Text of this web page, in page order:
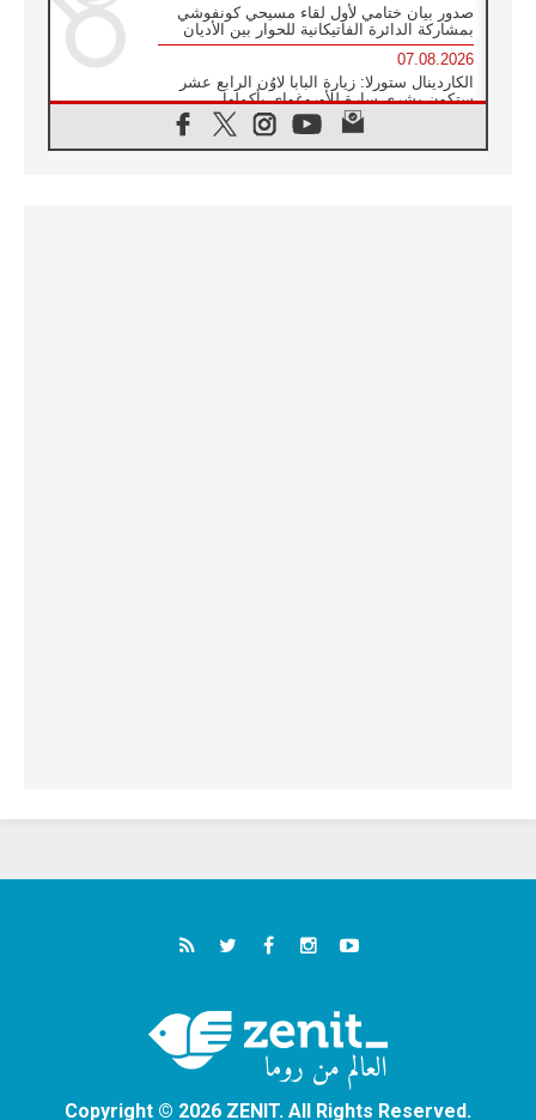
صدور بيان ختامي لأول لقاء مسيحي كونفوشي
بمشاركة الدائرة الفاتيكانية للحوار بين الأديان
07.08.2026
الكاردينال ستورلا: زيارة البابا لاوُن الرابع عشر
ستكون بشرى سارة للأوروغواي بأكملها
الفاتيكان يعلن برنامج الزيارة الرسولية للبابا لاوُن
Copyright © 2026 ZENIT. All Rights Reserved.